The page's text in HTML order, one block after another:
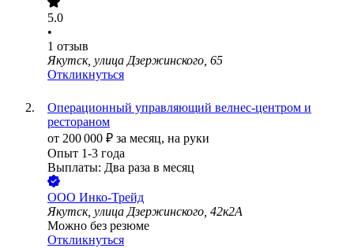
5.0
•
1 отзыв
Якутск, улица Дзержинского, 65
Откликнуться
Операционный управляющий велнес-центром и
рестораном
от 200 000 ₽ за месяц, на руки
Опыт 1-3 года
Выплаты: Два раза в месяц
ООО Инко-Трейд
Якутск, улица Дзержинского, 42к2А
Можно без резюме
Откликнуться